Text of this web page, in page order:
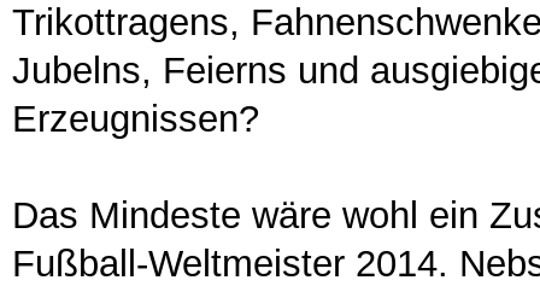
Trikottragens,
Jubelns, Feierns und
Erzeugnissen?
Das Mindeste wäre wohl ein
Fußball-Weltmeister 2014.